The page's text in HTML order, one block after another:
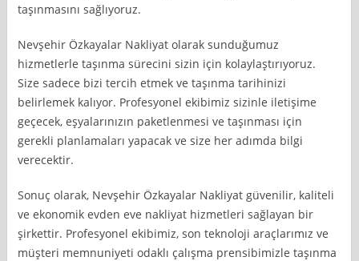
taşınmasını sağlıyoruz.
Nevşehir Özkayalar Nakliyat olarak sunduğumuz
hizmetlerle taşınma sürecini sizin için kolaylaştırıyoruz.
Size sadece bizi tercih etmek ve taşınma tarihinizi
belirlemek kalıyor. Profesyonel ekibimiz sizinle iletişime
geçecek, eşyalarınızın paketlenmesi ve taşınması için
gerekli planlamaları yapacak ve size her adımda bilgi
verecektir.
Sonuç olarak, Nevşehir Özkayalar Nakliyat güvenilir, kaliteli
ve ekonomik evden eve nakliyat hizmetleri sağlayan bir
şirkettir. Profesyonel ekibimiz, son teknoloji araçlarımız ve
müşteri memnuniyeti odaklı çalışma prensibimizle taşınma